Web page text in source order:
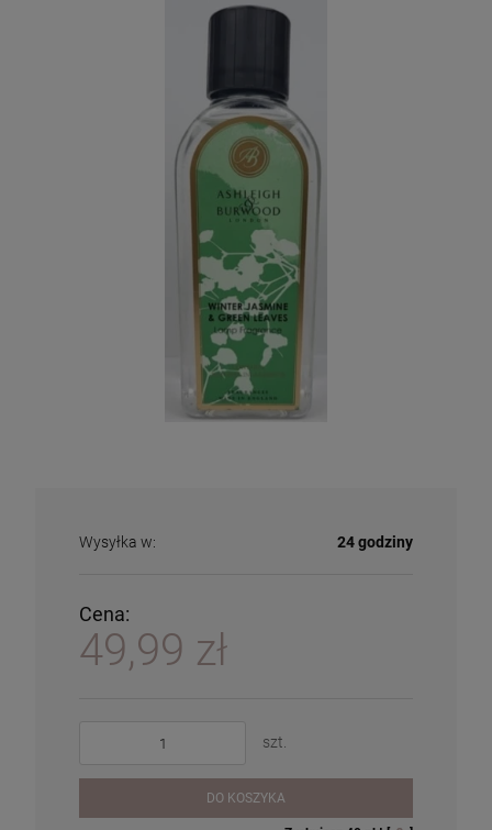
Olejek do lampy zapachowej - katalitycznej -
kaZis - Natural Essence - Neutralny 1000ml
Lampa zapachowa Berger Paris Gravity
Noire
Patyczki Rattanowe do dyfuzorów
zapachowych
Wysyłka w: 24 godziny
Cena:
49,99 zł
szt.
DO KOSZYKA